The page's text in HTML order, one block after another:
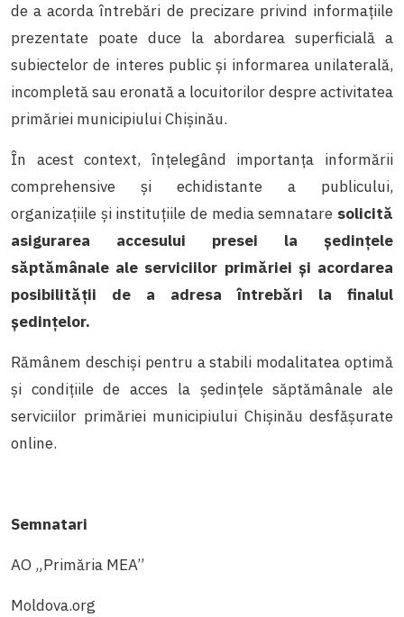
de a acorda întrebări de precizare privind informațiile
prezentate poate duce la abordarea superficială a
subiectelor de interes public și informarea unilaterală,
incompletă sau eronată a locuitorilor despre activitatea
primăriei municipiului Chișinău.
În acest context, înțelegând importanța informării
comprehensive și echidistante a publicului,
organizațiile și instituțiile de media semnatare solicită
asigurarea accesului presei la ședințele
săptămânale ale serviciilor primăriei și acordarea
posibilității de a adresa întrebări la finalul
ședințelor.
Rămânem deschiși pentru a stabili modalitatea optimă
și condițiile de acces la ședințele săptămânale ale
serviciilor primăriei municipiului Chișinău desfășurate
online.
Semnatari
AO „Primăria MEA”
Moldova.org